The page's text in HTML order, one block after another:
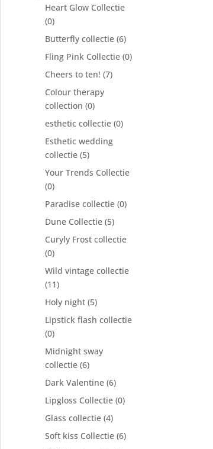
Heart Glow Collectie
(0)
Butterfly collectie (6)
Fling Pink Collectie (0)
Cheers to ten! (7)
Colour therapy
collection (0)
esthetic collectie (0)
Esthetic wedding
collectie (5)
Your Trends Collectie
(0)
Paradise collectie (0)
Dune Collectie (5)
Curyly Frost collectie
(0)
Wild vintage collectie
(11)
Holy night (5)
Lipstick flash collectie
(0)
Midnight sway
collectie (6)
Dark Valentine (6)
Lipgloss Collectie (0)
Glass collectie (4)
Soft kiss Collectie (6)